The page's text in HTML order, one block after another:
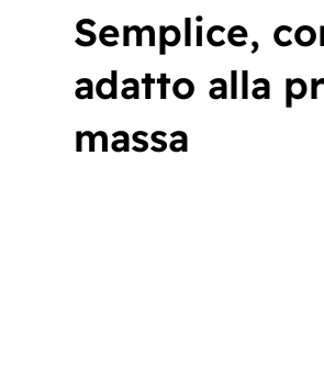
Semplice,
adatto alla
massa